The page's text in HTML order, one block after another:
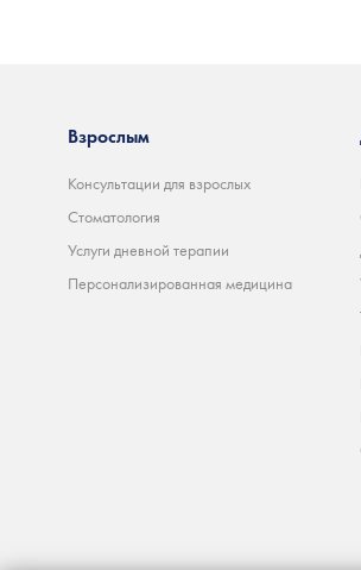
Взрослым
Консультации для взрослых
Стоматология
Услуги дневной терапии
Персонализированная медицина